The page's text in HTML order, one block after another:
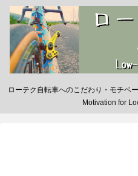
ローテク自転車へのこだわり・モチベ
Motivation for